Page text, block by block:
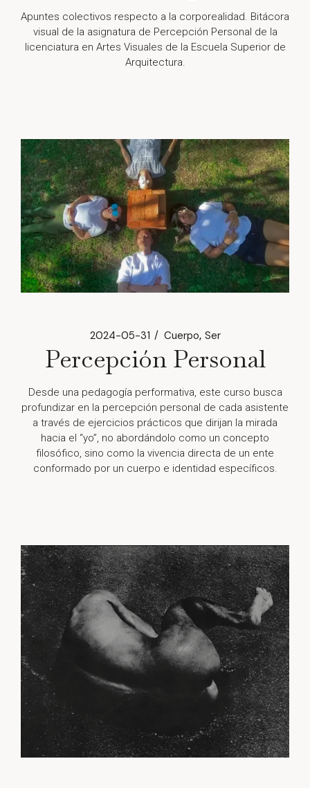
Apuntes colectivos respecto a la corporealidad. Bitácora
visual de la asignatura de Percepción Personal de la
licenciatura en Artes Visuales de la Escuela Superior de
Arquitectura.
2024-05-31 Cuerpo Ser
Percepción Personal
Desde una pedagogía performativa, este curso busca
profundizar en la percepción personal de cada asistente
a través de ejercicios prácticos que dirijan la mirada
hacia el “yo”, no abordándolo como un concepto
filosófico, sino como la vivencia directa de un ente
conformado por un cuerpo e identidad específicos.